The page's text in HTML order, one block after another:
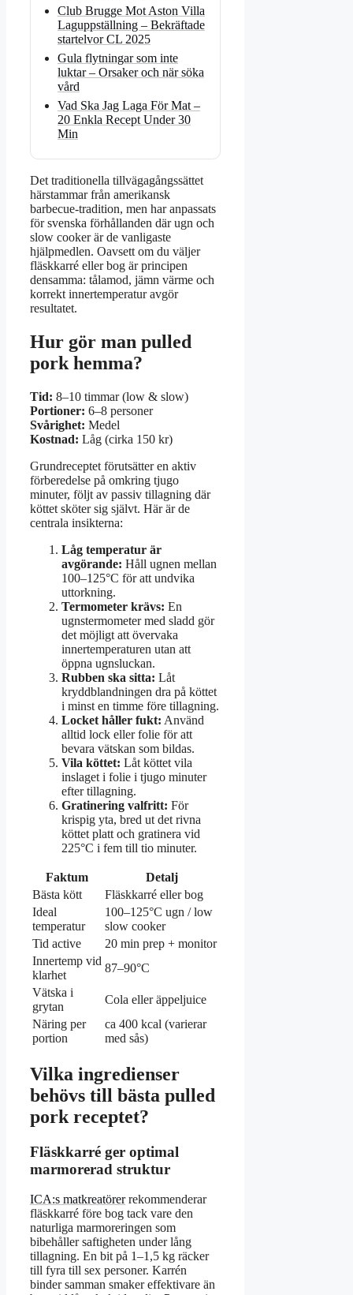
Club Brugge Mot Aston Villa
Laguppställning – Bekräftade
startelvor CL 2025
Gula flytningar som inte
luktar – Orsaker och när söka
vård
Vad Ska Jag Laga För Mat –
20 Enkla Recept Under 30
Min
Det traditionella tillvägagångssättet
härstammar från amerikansk
barbecue-tradition, men har anpassats
för svenska förhållanden där ugn och
slow cooker är de vanligaste
hjälpmedlen. Oavsett om du väljer
fläskkarré eller bog är principen
densamma: tålamod, jämn värme och
korrekt innertemperatur avgör
resultatet.
Hur gör man pulled
pork hemma?
Tid: 8–10 timmar (low & slow)
Portioner: 6–8 personer
Svårighet: Medel
Kostnad: Låg (cirka 150 kr)
Grundreceptet förutsätter en aktiv
förberedelse på omkring tjugo
minuter, följt av passiv tillagning där
köttet sköter sig självt. Här är de
centrala insikterna:
Låg temperatur är
avgörande: Håll ugnen mellan
100–125°C för att undvika
uttorkning.
Termometer krävs: En
ugnstermometer med sladd gör
det möjligt att övervaka
innertemperaturen utan att
öppna ugnsluckan.
Rubben ska sitta: Låt
kryddblandningen dra på köttet
i minst en timme före tillagning.
Locket håller fukt: Använd
alltid lock eller folie för att
bevara vätskan som bildas.
Vila köttet: Låt köttet vila
inslaget i folie i tjugo minuter
efter tillagning.
Gratinering valfritt: För
krispig yta, bred ut det rivna
köttet platt och gratinera vid
225°C i fem till tio minuter.
Faktum
Detalj
Bästa kött
Fläskkarré eller bog
Ideal
temperatur
100–125°C ugn / low
slow cooker
Tid active
20 min prep + monitor
Innertemp vid
klarhet
87–90°C
Vätska i
grytan
Cola eller äppeljuice
Näring per
portion
ca 400 kcal (varierar
med sås)
Vilka ingredienser
behövs till bästa pulled
pork receptet?
Fläskkarré ger optimal
marmorerad struktur
ICA:s matkreatörerrekommenderar
fläskkarré före bog tack vare den
naturliga marmoreringen som
bibehåller saftigheten under lång
tillagning. En bit på 1–1,5 kg räcker
till fyra till sex personer. Karrén
binder samman smaker effektivare än